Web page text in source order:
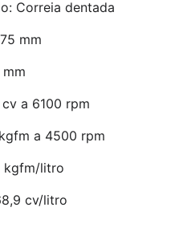
Correia dentada
mm
a 6100 rpm
a 4500 rpm
kgfm/litro
cv/litro